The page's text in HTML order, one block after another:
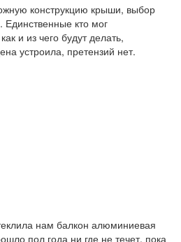
конструкцию крыши, выбор
кто мог
и из чего будут делать,
устроила, претензий нет.
нам балкон алюминиевая
пол года ни где не течет, пока